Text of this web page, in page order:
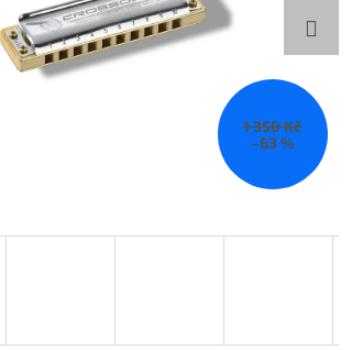
1 350 Kč
–63 %